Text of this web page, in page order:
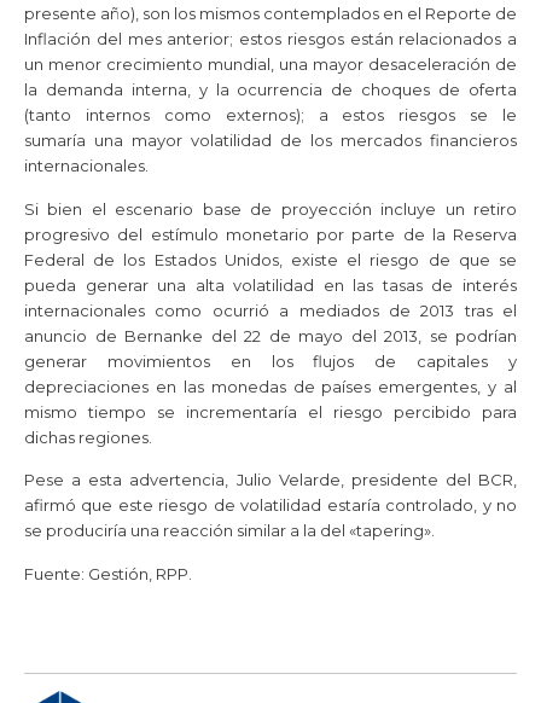
presente año), son los mismos contemplados en el Reporte de
Inflación del mes anterior; estos riesgos están relacionados a
un menor crecimiento mundial, una mayor desaceleración de
la demanda interna, y la ocurrencia de choques de oferta
(tanto internos como externos); a estos riesgos se le
sumaría una mayor volatilidad de los mercados financieros
internacionales.
Si bien el escenario base de proyección incluye un retiro
progresivo del estímulo monetario por parte de la Reserva
Federal de los Estados Unidos, existe el riesgo de que se
pueda generar una alta volatilidad en las tasas de interés
internacionales como ocurrió a mediados de 2013 tras el
anuncio de Bernanke del 22 de mayo del 2013, se podrían
generar movimientos en los flujos de capitales y
depreciaciones en las monedas de países emergentes, y al
mismo tiempo se incrementaría el riesgo percibido para
dichas regiones.
Pese a esta advertencia, Julio Velarde, presidente del BCR,
afirmó que este riesgo de volatilidad estaría controlado, y no
se produciría una reacción similar a la del «tapering».
Fuente: Gestión, RPP.